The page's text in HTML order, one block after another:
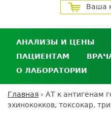
Ваша
АНАЛИЗЫ И ЦЕНЫ
Анализы и цены
Где сдать анализы
Выезд на дом
Подготовка к
ПАЦИЕНТАМ
Личный кабинет
Дисконтная
ДМС
О ЛАБОРАТОРИИ
Контроль
Вы
Главная › АТ к антигенам
эхинококков, токсокар,